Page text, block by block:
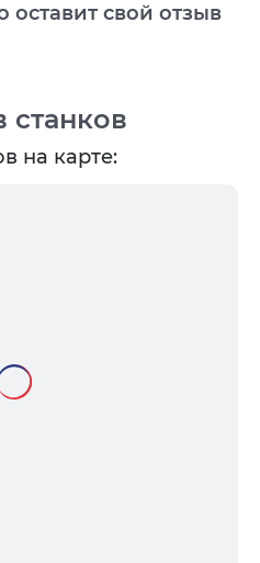
станков
на карте:
оставит свой отзыв